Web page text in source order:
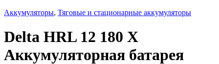
Аккумуляторы, Тяговые и стационарные аккумуляторы
Delta HRL 12 180 X
Аккумуляторная батарея